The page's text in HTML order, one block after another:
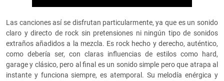
Las canciones así se disfrutan particularmente, ya que es un sonido
claro y directo de rock sin pretensiones ni ningún tipo de sonidos
extraños añadidos a la mezcla. Es rock hecho y derecho, auténtico,
como debería ser, con claras influencias de estilos como hard,
garage y clásico, pero al final es un sonido simple pero que atrapa al
instante y funciona siempre, es atemporal. Su melodía enérgica y